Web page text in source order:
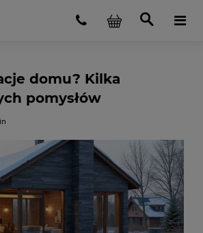
domu? Kilka
pomysłów